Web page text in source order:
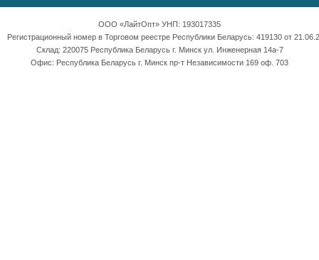
ООО «ЛайтОпт» УНП: 193017335
Регистрационный номер в Торговом реестре Республики Беларусь: 419130 от
Склад: 220075 Республика Беларусь г. Минск ул. Инженерная 14а-7
Офис: Республика Беларусь г. Минск пр-т Независимости 169 оф. 703